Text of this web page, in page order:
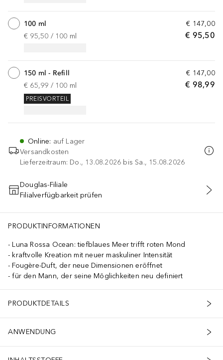
€ 147,00
€ 95,50
100 ml
€ 95,50 / 100 ml
€ 147,00
€ 98,99
150 ml - Refill
€ 65,99 / 100 ml
PREISVORTEIL
Online: auf Lager
Versandkosten
Lieferzeitraum: Do., 13.08.2026 bis Sa., 15.08.2026
IN DEN WARENKORB
Douglas-Filiale
Filialverfügbarkeit prüfen
PRODUKTINFORMATIONEN
Luna Rossa Ocean: tiefblaues Meer trifft roten Mond
kraftvolle Kreation mit neuer maskuliner Intensität
Fougère-Duft, der neue Dimensionen eröffnet
für den Mann, der seine Möglichkeiten neu definiert
PRODUKTDETAILS
ANWENDUNG